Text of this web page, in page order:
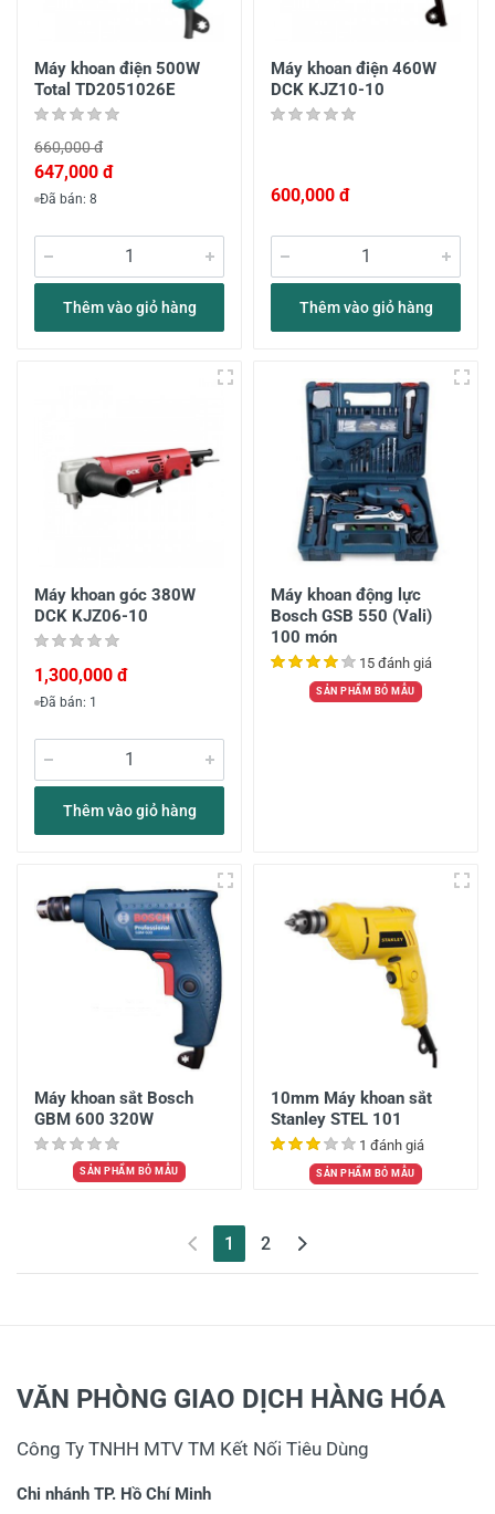
Máy khoan điện 500W
Total TD2051026E
660,000 đ
647,000 đ
Đã bán: 8
Thêm vào giỏ hàng
Máy khoan điện 460W
DCK KJZ10-10
600,000 đ
Thêm vào giỏ hàng
Máy khoan góc 380W
DCK KJZ06-10
1,300,000 đ
Đã bán: 1
Thêm vào giỏ hàng
Máy khoan động lực
Bosch GSB 550 (Vali)
100 món
15 đánh giá
SẢN PHẨM BỎ MẪU
Máy khoan sắt Bosch
GBM 600 320W
SẢN PHẨM BỎ MẪU
10mm Máy khoan sắt
Stanley STEL 101
1 đánh giá
SẢN PHẨM BỎ MẪU
1 (current)
2
VĂN PHÒNG GIAO DỊCH HÀNG HÓA
Công Ty TNHH MTV TM Kết Nối Tiêu Dùng
Chi nhánh TP. Hồ Chí Minh